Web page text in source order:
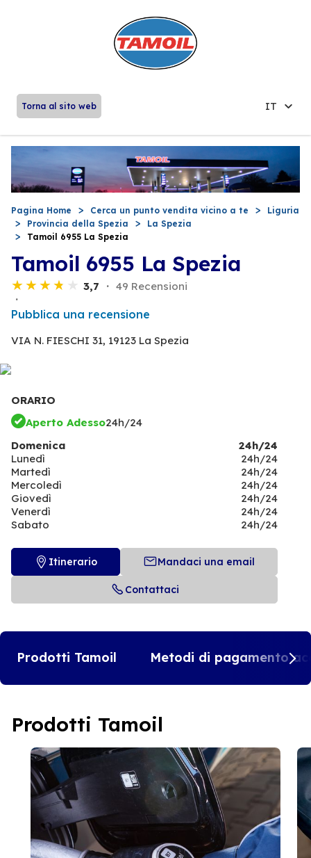
Torna al sito web IT
Pagina Home Cerca un punto vendita vicino a te
Liguria
Provincia della Spezia
La Spezia
Tamoil 6955 La Spezia
Tamoil 6955 La Spezia
3,7 49 Recensioni
Pubblica una recensione
VIA N. FIESCHI 31, 19123 La Spezia
ORARIO
Aperto Adesso24h/24
Domenica
24h/24
Lunedì
24h/24
Martedì
24h/24
Mercoledì
24h/24
Giovedì
24h/24
Venerdì
24h/24
Sabato
24h/24
Itinerario Mandaci una email
Contattaci
Prodotti Tamoil Metodi di pagamento
Prodotti Tamoil